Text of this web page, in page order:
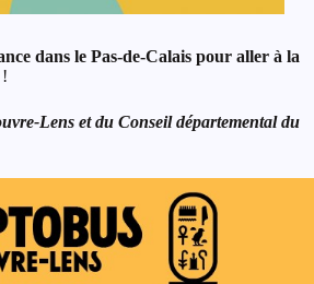
dans le Pas-de-Calais pour aller à la
!
Lens et du Conseil départemental du